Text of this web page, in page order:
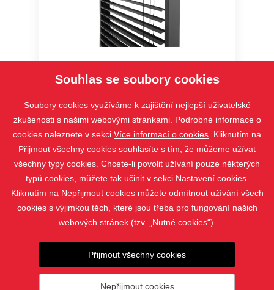
PRODUKTY
Souhlas se soubory cookies
Soubory cookies využíváme k zajištění nejlepší uživatelské
zkušenosti s našimi webovými stránkami. Podrobné informace o
cookies naleznete v sekci Více informací o cookies . Kliknutím na
Přijmout všechny cookies souhlasíte s tím, že můžeme užívat
všechny typy cookies. Chcete-li povolit užívání pouze některých
typů cookies, můžete tak učinit v sekci Nastavení cookies.
Kliknutím na Nepřijmout cookies můžete odmítnout užívání všech
cookies s výjimkou těch, které jsou třeba pro fungování našich
webových stránek (tzv. „Nutné cookies“).
Přijmout všechny cookies
Nepřijmout cookies